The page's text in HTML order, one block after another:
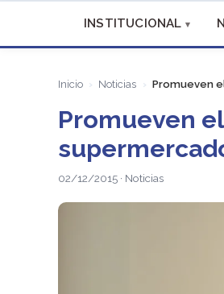
INSTITUCIONAL
Inicio Noticias Promueven
Promueven
02/12/2015 · Noticias